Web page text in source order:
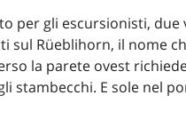
per gli escursionisti, due
sul Rüeblihorn, il nome
la parete ovest
stambecchi. E sole nel